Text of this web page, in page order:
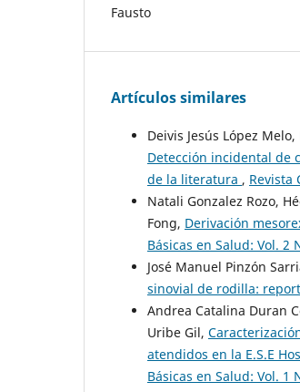
Fausto
Artículos similares
Deivis Jesús López
Detección incidental de
de la literatura , Revista
Natali Gonzalez Rozo,
Fong, Derivación
Básicas en Salud: Vol. 2
José Manuel Pinzón
sinovial de rodilla:
Andrea Catalina Duran
Uribe Gil,
atendidos en la E.S.E
Básicas en Salud: Vol. 1